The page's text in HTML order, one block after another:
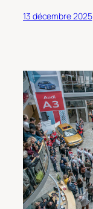
13 décembre 2025